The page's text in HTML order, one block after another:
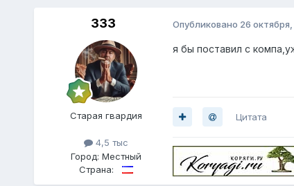
333
Старая гвардия
4,5 тыс
Город: Местный
Страна:
Опубликовано 26
я бы поставил с
Цитата